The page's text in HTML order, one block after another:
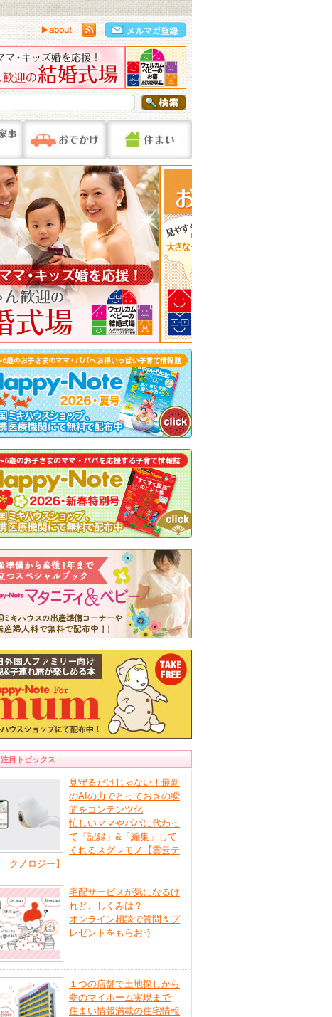
注目トピックス
見守るだけじゃない！最新
のAIの力でとっておきの瞬
間をコンテンツ化
忙しいママやパパに代わっ
て「記録」&「編集」して
くれるスグレモノ【雲云テ
クノロジー】
宅配サービスが気になるけ
れど、しくみは？
オンライン相談で質問＆プ
レゼントをもらおう
１つの店舗で土地探しから
夢のマイホーム実現まで
住まい情報満載の住宅情報